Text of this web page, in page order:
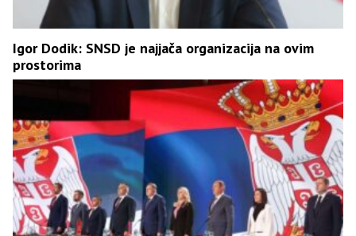
Igor Dodik: SNSD je najjača organizacija na ovim
prostorima